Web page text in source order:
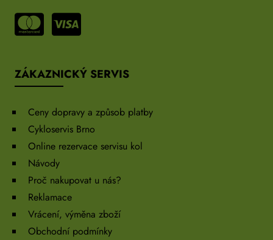
ZÁKAZNICKÝ SERVIS
Ceny dopravy a způsob platby
Cykloservis Brno
Online rezervace servisu kol
Návody
Proč nakupovat u nás?
Reklamace
Vrácení, výměna zboží
Obchodní podmínky